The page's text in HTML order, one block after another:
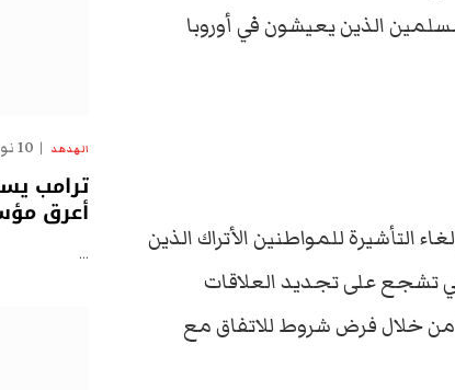
الذين يعيشون في أوروبا
التأشيرة للمواطنين الأتراك الذين
تشجع على تجديد العلاقات
من خلال فرض شروط للاتفاق مع
الهدهد 10 نوفمبر، 2025
ترامب
أعرق
…